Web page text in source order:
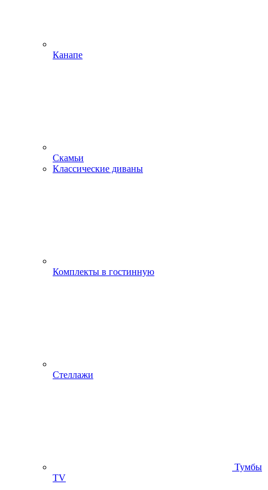
Канапе
Скамьи
Классические диваны
Комплекты в гостинную
Стеллажи
Тумбы
ТV